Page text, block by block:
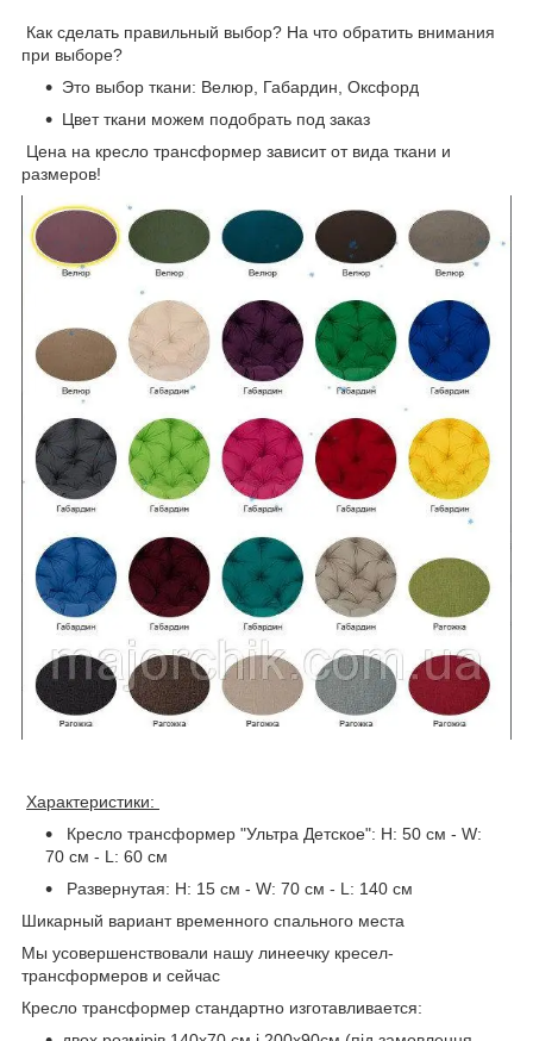
Как сделать правильный выбор? На что обратить внимания
при выборе?
Это выбор ткани: Велюр, Габардин, Оксфорд
Цвет ткани можем подобрать под заказ
Цена на кресло трансформер зависит от вида ткани и
размеров!
Характеристики:
Кресло трансформер "Ультра Детское": H: 50 см - W:
70 см - L: 60 см
Развернутая: H: 15 см - W: 70 см - L: 140 см
Шикарный вариант временного спального места
Мы усовершенствовали нашу линеечку кресел-
трансформеров и сейчас
Кресло трансформер стандартно изготавливается: